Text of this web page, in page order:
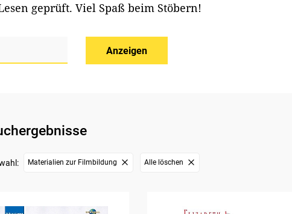
geprüft. Viel Spaß beim Stöbern!
Anzeigen
Materialien zur Filmbildung Alle löschen